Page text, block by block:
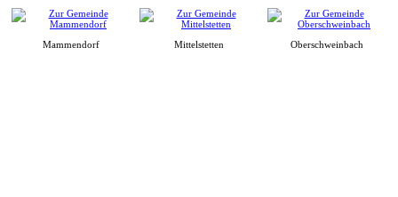
Mammendorf Mittelstetten Oberschweinbach